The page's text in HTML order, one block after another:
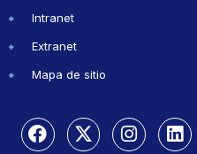
Intranet
Extranet
Mapa de sitio